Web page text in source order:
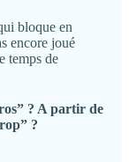
bloque en
encore joué
temps de
? A partir de
?